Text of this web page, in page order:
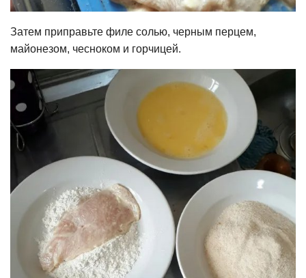
Затем приправьте филе солью, черным перцем,
майонезом, чесноком и горчицей.